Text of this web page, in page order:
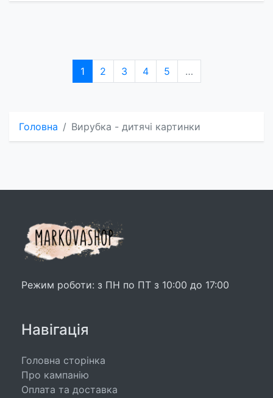
1 2 3 4 5 …
Головна Вирубка - дитячі картинки
Режим роботи: з ПН по ПТ з 10:00 до 17:00
Навігація
Головна сторінка
Про кампанію
Оплата та доставка